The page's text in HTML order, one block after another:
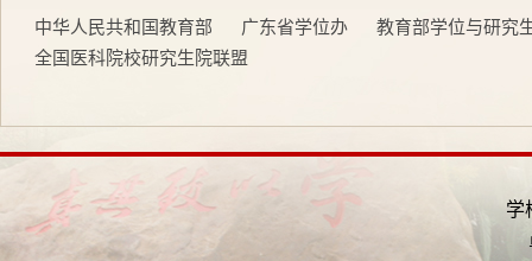
中华人民共和国教育部 广东省学位办
教育部学位与研究
全国医科院校研究生院联盟
学